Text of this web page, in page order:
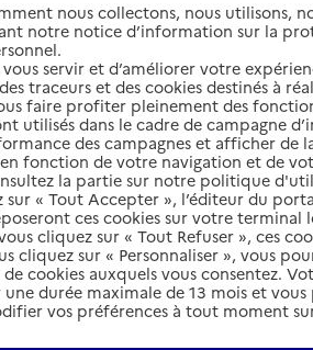
de l'annuaire
de la
nous collectons, nous utilisons,
notre notice d’information sur la
servir et d’améliorer votre
traceurs et des cookies destinés à
faire profiter pleinement des
utilisés dans le cadre de campagne
des campagnes et afficher de
fonction de votre navigation et de
la partie sur notre politique
sur « Tout Accepter », l’éditeur du
ces cookies sur votre terminal
cliquez sur « Tout Refuser », ces
cliquez sur « Personnaliser », vous
cookies auxquels vous consentez.
durée maximale de 13 mois et
vos préférences à tout moment